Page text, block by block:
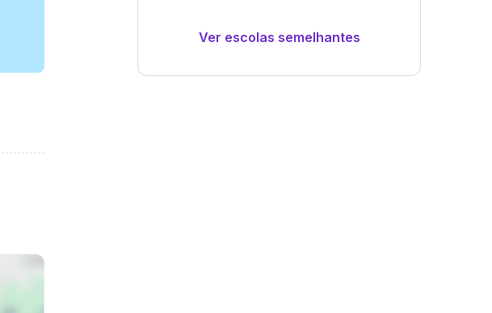
Ver escolas semelhantes